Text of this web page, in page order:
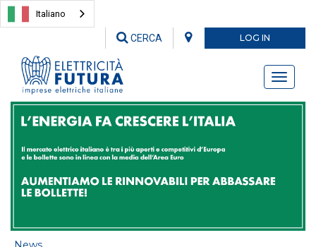
Italiano
LOG IN
CERCA
Toggle